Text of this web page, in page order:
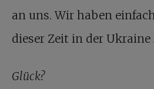
an uns. Wir haben
dieser Zeit in der Ukraine
Glück?